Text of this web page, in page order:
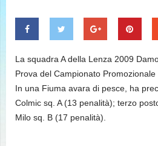
La squadra A della Lenza 2009
Prova del Campionato
In una Fiuma avara di pesce, ha
Colmic sq. A (13 penalità); terzo
Milo sq. B (17 penalità).